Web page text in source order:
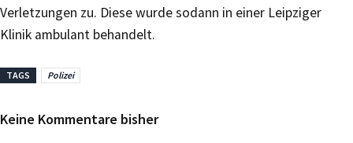
Verletzungen zu. Diese wurde sodann in einer Leipziger
Klinik ambulant behandelt.
TAGS Polizei
Keine Kommentare bisher